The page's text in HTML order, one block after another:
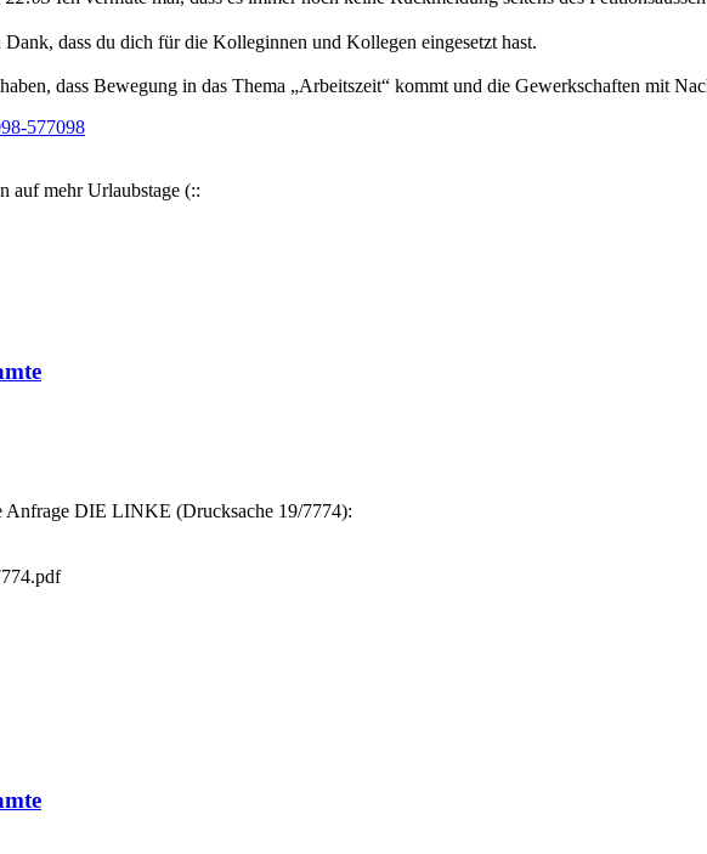
dass du dich für die Kolleginnen und Kollegen eingesetzt hast.
dass Bewegung in das Thema „Arbeitszeit“ kommt und die Gewerkschaften mit
577098
auf mehr Urlaubstage (::
DIE LINKE (Drucksache 19/7774):